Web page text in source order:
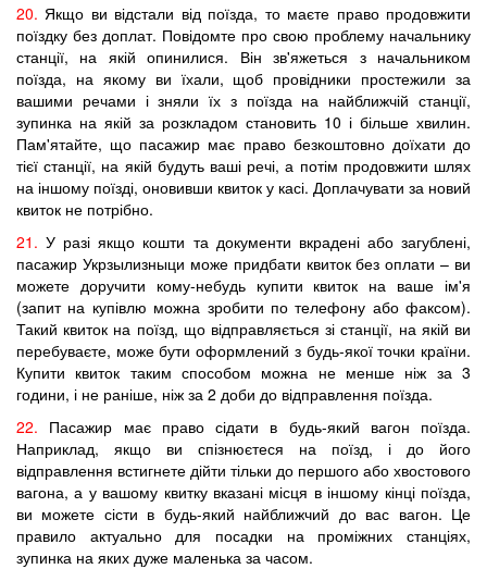
20. Якщо ви відстали від поїзда, то маєте право продовжити
поїздку без доплат. Повідомте про свою проблему начальнику
станції, на якій опинилися. Він зв'яжеться з начальником
поїзда, на якому ви їхали, щоб провідники простежили за
вашими речами і зняли їх з поїзда на найближчій станції,
зупинка на якій за розкладом становить 10 і більше хвилин.
Пам'ятайте, що пасажир має право безкоштовно доїхати до
тієї станції, на якій будуть ваші речі, а потім продовжити шлях
на іншому поїзді, оновивши квиток у касі. Доплачувати за новий
квиток не потрібно.
21. У разі якщо кошти та документи вкрадені або загублені,
пасажир Укрзылизныци може придбати квиток без оплати – ви
можете доручити кому-небудь купити квиток на ваше ім'я
(запит на купівлю можна зробити по телефону або факсом).
Такий квиток на поїзд, що відправляється зі станції, на якій ви
перебуваєте, може бути оформлений з будь-якої точки країни.
Купити квиток таким способом можна не менше ніж за 3
години, і не раніше, ніж за 2 доби до відправлення поїзда.
22. Пасажир має право сідати в будь-який вагон поїзда.
Наприклад, якщо ви спізнюєтеся на поїзд, і до його
відправлення встигнете дійти тільки до першого або хвостового
вагона, а у вашому квитку вказані місця в іншому кінці поїзда,
ви можете сісти в будь-який найближчий до вас вагон. Це
правило актуально для посадки на проміжних станціях,
зупинка на яких дуже маленька за часом.